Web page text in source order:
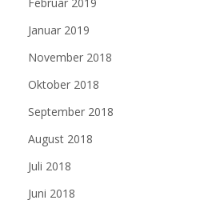
Februar 2019
Januar 2019
November 2018
Oktober 2018
September 2018
August 2018
Juli 2018
Juni 2018